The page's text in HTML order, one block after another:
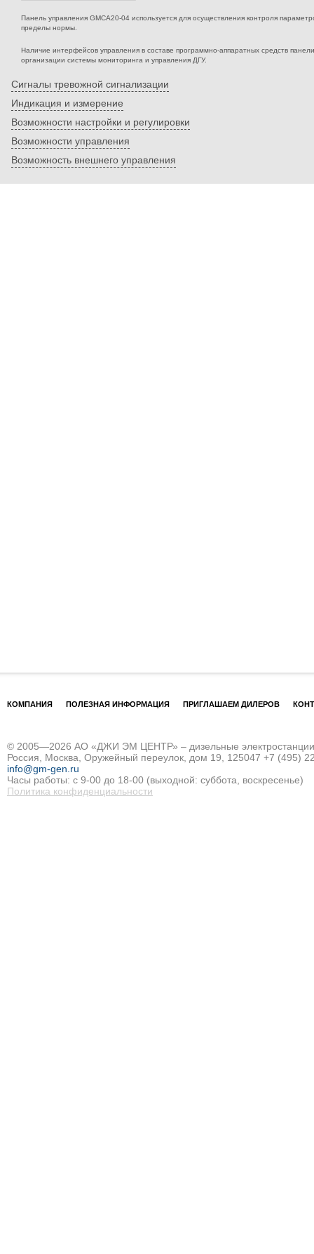
Панель управления GMCA20-04 используется для осуществления контроля
пределы нормы.
Наличие интерфейсов управления в составе программно-аппаратных средств
организации системы мониторинга и управления ДГУ.
Сигналы тревожной сигнализации
Индикация и измерение
Возможности настройки и регулировки
Возможности управления
Возможность внешнего управления
КОМПАНИЯ ПОЛЕЗНАЯ ИНФОРМАЦИЯ ПРИГЛАШАЕМ ДИЛЕРОВ
© 2005—2026 АО «ДЖИ ЭМ ЦЕНТР» – дизельные электростанции
Россия, Москва, Оружейный переулок, дом 19, 125047 +7 (495)
info@gm-gen.ru
Часы работы: с 9-00 до 18-00 (выходной: суббота, воскресенье)
Политика конфиденциальности